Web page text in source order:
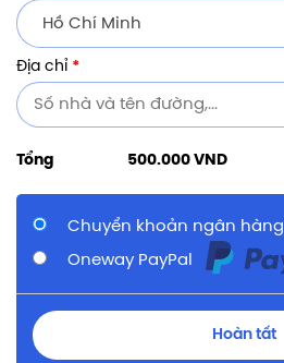
Hồ Chí Minh
Địa chỉ *
Tổng 500.000 VND
Chuyển khoản ngân hàng
Oneway PayPal
Hoàn tất